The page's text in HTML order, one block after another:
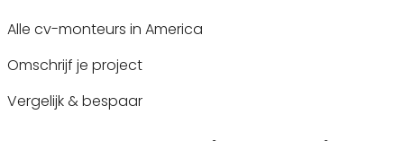
Alle cv-monteurs in America
Omschrijf je project
Vergelijk & bespaar